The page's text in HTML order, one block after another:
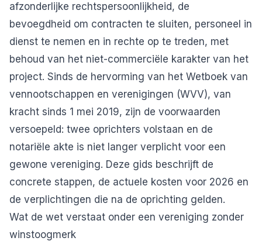
afzonderlijke rechtspersoonlijkheid, de
bevoegdheid om contracten te sluiten, personeel in
dienst te nemen en in rechte op te treden, met
behoud van het niet-commerciële karakter van het
project. Sinds de hervorming van het Wetboek van
vennootschappen en verenigingen (WVV), van
kracht sinds 1 mei 2019, zijn de voorwaarden
versoepeld: twee oprichters volstaan en de
notariële akte is niet langer verplicht voor een
gewone vereniging. Deze gids beschrijft de
concrete stappen, de actuele kosten voor 2026 en
de verplichtingen die na de oprichting gelden.
Wat de wet verstaat onder een vereniging zonder
winstoogmerk